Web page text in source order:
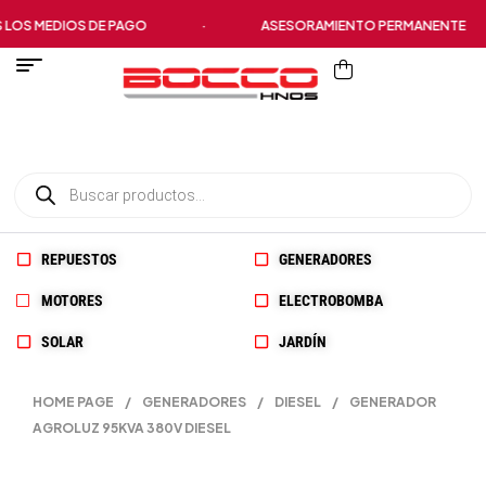
DE PAGO ASESORAMIENTO PERMANENTE
REPUESTOS GENERADORES
MOTORES ELECTROBOMBA
SOLAR JARDÍN
HOME PAGE / GENERADORES / DIESEL /
GENERADOR
AGROLUZ 95KVA 380V DIESEL